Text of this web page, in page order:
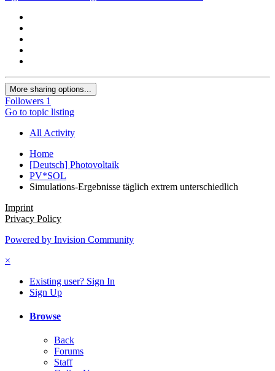
More sharing options...
Followers 1
Go to topic listing
All Activity
Home
[Deutsch] Photovoltaik
PV*SOL
Simulations-Ergebnisse täglich extrem unterschiedlich
Imprint
Privacy Policy
Powered by Invision Community
×
Existing user? Sign In
Sign Up
Browse
Back
Forums
Staff